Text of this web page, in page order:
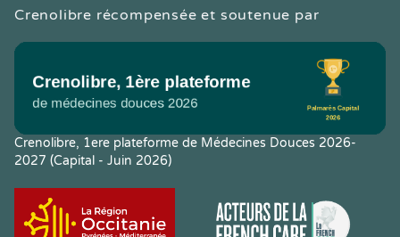
Crenolibre récompensée et soutenue par
Crenolibre, 1ere plateforme de Médecines Douces 2026-
2027 (Capital - Juin 2026)